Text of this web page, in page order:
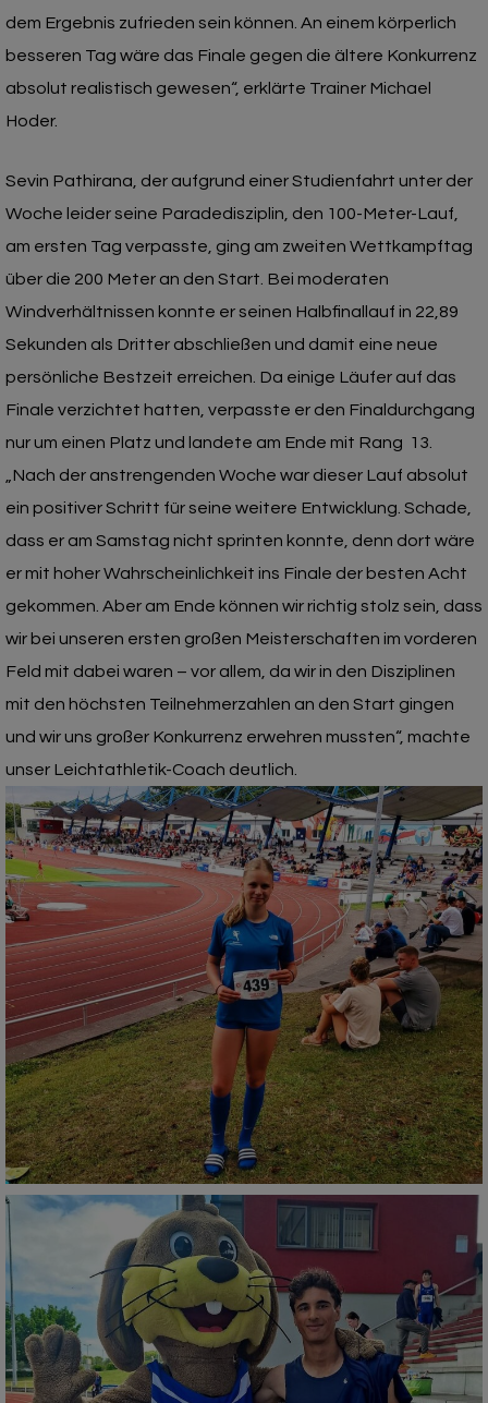
dem Ergebnis zufrieden sein können. An einem körperlich
besseren Tag wäre das Finale gegen die ältere Konkurrenz
absolut realistisch gewesen“, erklärte Trainer Michael
Hoder.
Sevin Pathirana, der aufgrund einer Studienfahrt unter der
Woche leider seine Paradedisziplin, den 100-Meter-Lauf,
am ersten Tag verpasste, ging am zweiten Wettkampftag
über die 200 Meter an den Start. Bei moderaten
Windverhältnissen konnte er seinen Halbfinallauf in 22,89
Sekunden als Dritter abschließen und damit eine neue
persönliche Bestzeit erreichen. Da einige Läufer auf das
Finale verzichtet hatten, verpasste er den Finaldurchgang
nur um einen Platz und landete am Ende mit Rang 13.
„Nach der anstrengenden Woche war dieser Lauf absolut
ein positiver Schritt für seine weitere Entwicklung. Schade,
dass er am Samstag nicht sprinten konnte, denn dort wäre
er mit hoher Wahrscheinlichkeit ins Finale der besten Acht
gekommen. Aber am Ende können wir richtig stolz sein, dass
wir bei unseren ersten großen Meisterschaften im vorderen
Feld mit dabei waren – vor allem, da wir in den Disziplinen
mit den höchsten Teilnehmerzahlen an den Start gingen
und wir uns großer Konkurrenz erwehren mussten“, machte
unser Leichtathletik-Coach deutlich.